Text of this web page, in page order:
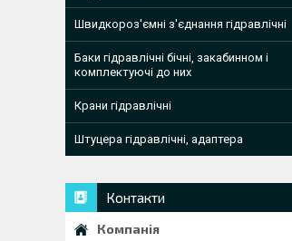
Швидкороз'ємні з'єднання гідравлічні
Баки гідравлічні бічні, закабинном і
комплектуючі до них
Крани гідравлічні
Штуцера гідравлічні, адаптера
Контакти